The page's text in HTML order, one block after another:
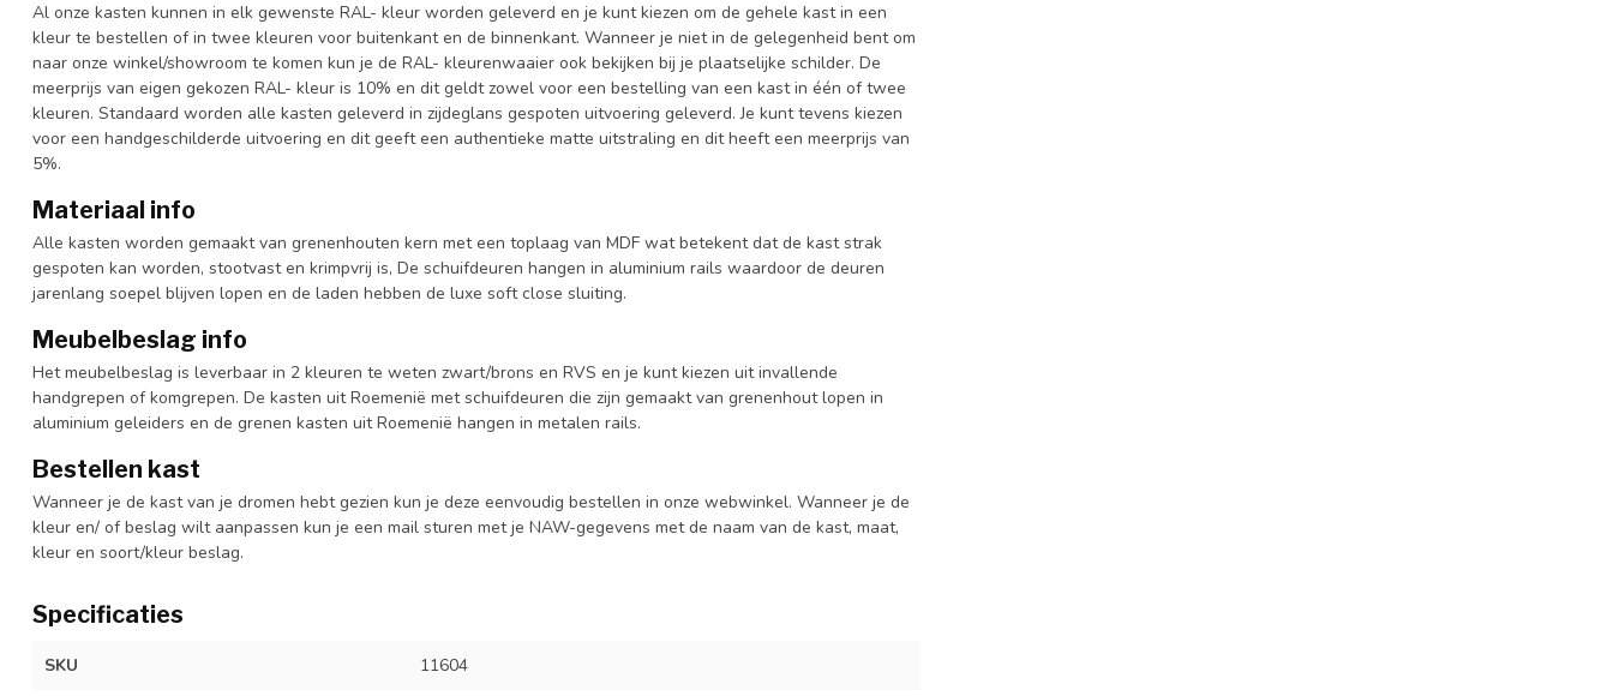
Al onze kasten kunnen in elk gewenste RAL- kleur worden geleverd en je kunt kiezen om de gehele kast in een
kleur te bestellen of in twee kleuren voor buitenkant en de binnenkant. Wanneer je niet in de gelegenheid bent om
naar onze winkel/showroom te komen kun je de RAL- kleurenwaaier ook bekijken bij je plaatselijke schilder. De
meerprijs van eigen gekozen RAL- kleur is 10% en dit geldt zowel voor een bestelling van een kast in één of twee
kleuren. Standaard worden alle kasten geleverd in zijdeglans gespoten uitvoering geleverd. Je kunt tevens kiezen
voor een handgeschilderde uitvoering en dit geeft een authentieke matte uitstraling en dit heeft een meerprijs van
5%.
Materiaal info
Alle kasten worden gemaakt van grenenhouten kern met een toplaag van MDF wat betekent dat de kast strak
gespoten kan worden, stootvast en krimpvrij is, De schuifdeuren hangen in aluminium rails waardoor de deuren
jarenlang soepel blijven lopen en de laden hebben de luxe soft close sluiting.
Meubelbeslag info
Het meubelbeslag is leverbaar in 2 kleuren te weten zwart/brons en RVS en je kunt kiezen uit invallende
handgrepen of komgrepen. De kasten uit Roemenië met schuifdeuren die zijn gemaakt van grenenhout lopen in
aluminium geleiders en de grenen kasten uit Roemenië hangen in metalen rails.
Bestellen kast
Wanneer je de kast van je dromen hebt gezien kun je deze eenvoudig bestellen in onze webwinkel. Wanneer je de
kleur en/ of beslag wilt aanpassen kun je een mail sturen met je NAW-gegevens met de naam van de kast, maat,
kleur en soort/kleur beslag.
Specificaties
SKU 11604